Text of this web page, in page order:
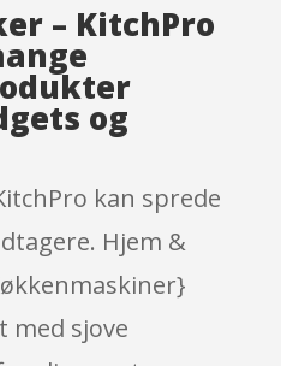
– KitchPro
og
kan sprede
Hjem &
med sjove